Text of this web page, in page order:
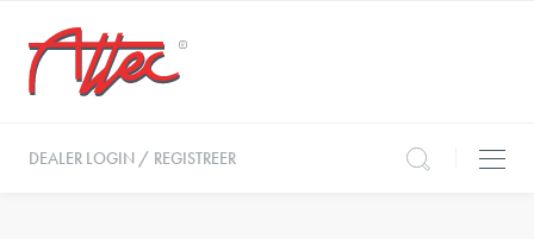
DEALER LOGIN / REGISTREER